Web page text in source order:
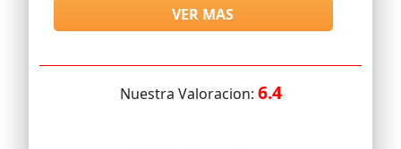
VER MAS
Nuestra Valoracion: 6.4